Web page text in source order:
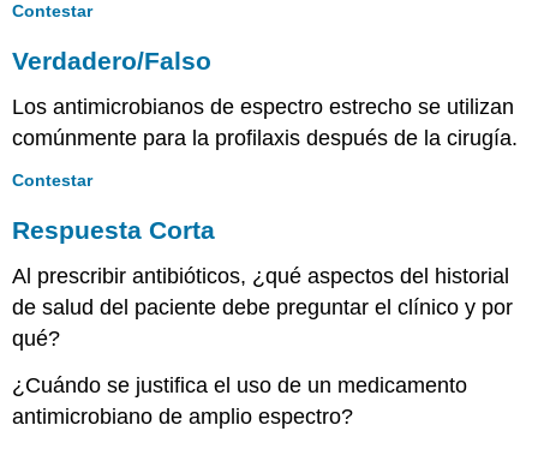
Contestar
Verdadero/Falso
Los antimicrobianos de espectro estrecho se utilizan
comúnmente para la profilaxis después de la cirugía.
Contestar
Respuesta Corta
Al prescribir antibióticos, ¿qué aspectos del historial
de salud del paciente debe preguntar el clínico y por
qué?
¿Cuándo se justifica el uso de un medicamento
antimicrobiano de amplio espectro?